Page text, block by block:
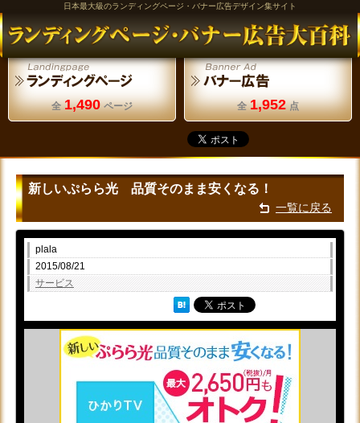
日本最大級のランディングページ・バナー広告デザイン集サイト
全 1,490 ページ 全 1,952 点
新しいぷらら光 品質そのまま安くなる！
一覧に戻る
plala
2015/08/21
サービス